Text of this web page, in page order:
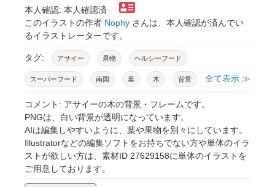
本人確認: 本人確認済
このイラストの作者 Nophy さんは、本人確認が済んでい
るイラストレーターです。
タグ: アサイー 果物 ヘルシーフード
スーパーフード 南国 葉 木 背景
壁紙 フレーム 文字
全て表示 ≫
コメント: アサイーの木の背景・フレームです。
PNGは、白い背景が透明になっています。
AIは編集しやすいように、葉や果物を別々にしています。
Illustratorなどの編集ソフトをお持ちでない方や単体のイラ
ストが欲しい方は、素材ID 27629158に単体のイラストを
ご用意しております。